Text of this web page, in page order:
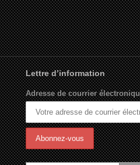
Lettre d’information
Adresse de courrier